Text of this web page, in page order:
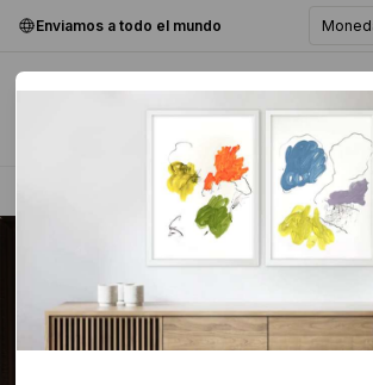
Enviamos a todo el mundo
Marcelo Coca